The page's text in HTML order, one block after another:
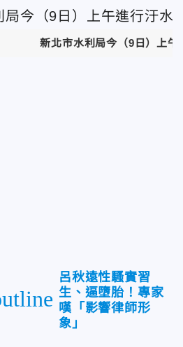
新北市水利局今（9日）上
呂秋遠性騷實習
生、逼墮胎！專家
嘆「影響律師形
象」